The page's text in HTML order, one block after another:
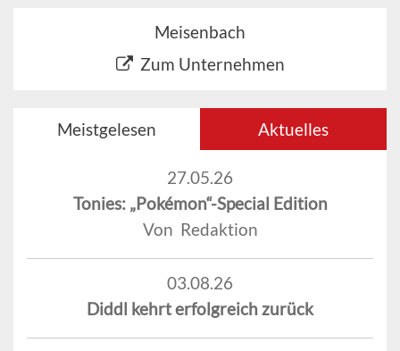
Meisenbach
Zum Unternehmen
Meistgelesen Aktuelles
27.05.26
Tonies: „Pokémon“-Special Edition
Von Redaktion
03.08.26
Diddl kehrt erfolgreich zurück